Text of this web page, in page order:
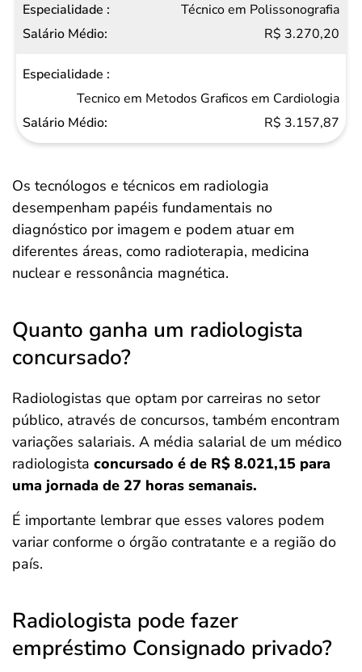
Técnico em Polissonografia
R$ 3.270,20
Tecnico em Metodos Graficos em Cardiologia
R$ 3.157,87
Os tecnólogos e técnicos em radiologia
desempenham papéis fundamentais no
diagnóstico por imagem e podem atuar em
diferentes áreas, como radioterapia, medicina
nuclear e ressonância magnética.
Quanto ganha um radiologista
concursado?
Radiologistas que optam por carreiras no setor
público, através de concursos, também encontram
variações salariais. A média salarial de um médico
radiologista concursado é de R$ 8.021,15 para
uma jornada de 27 horas semanais.
É importante lembrar que esses valores podem
variar conforme o órgão contratante e a região do
país.​
Radiologista pode fazer
empréstimo Consignado privado?